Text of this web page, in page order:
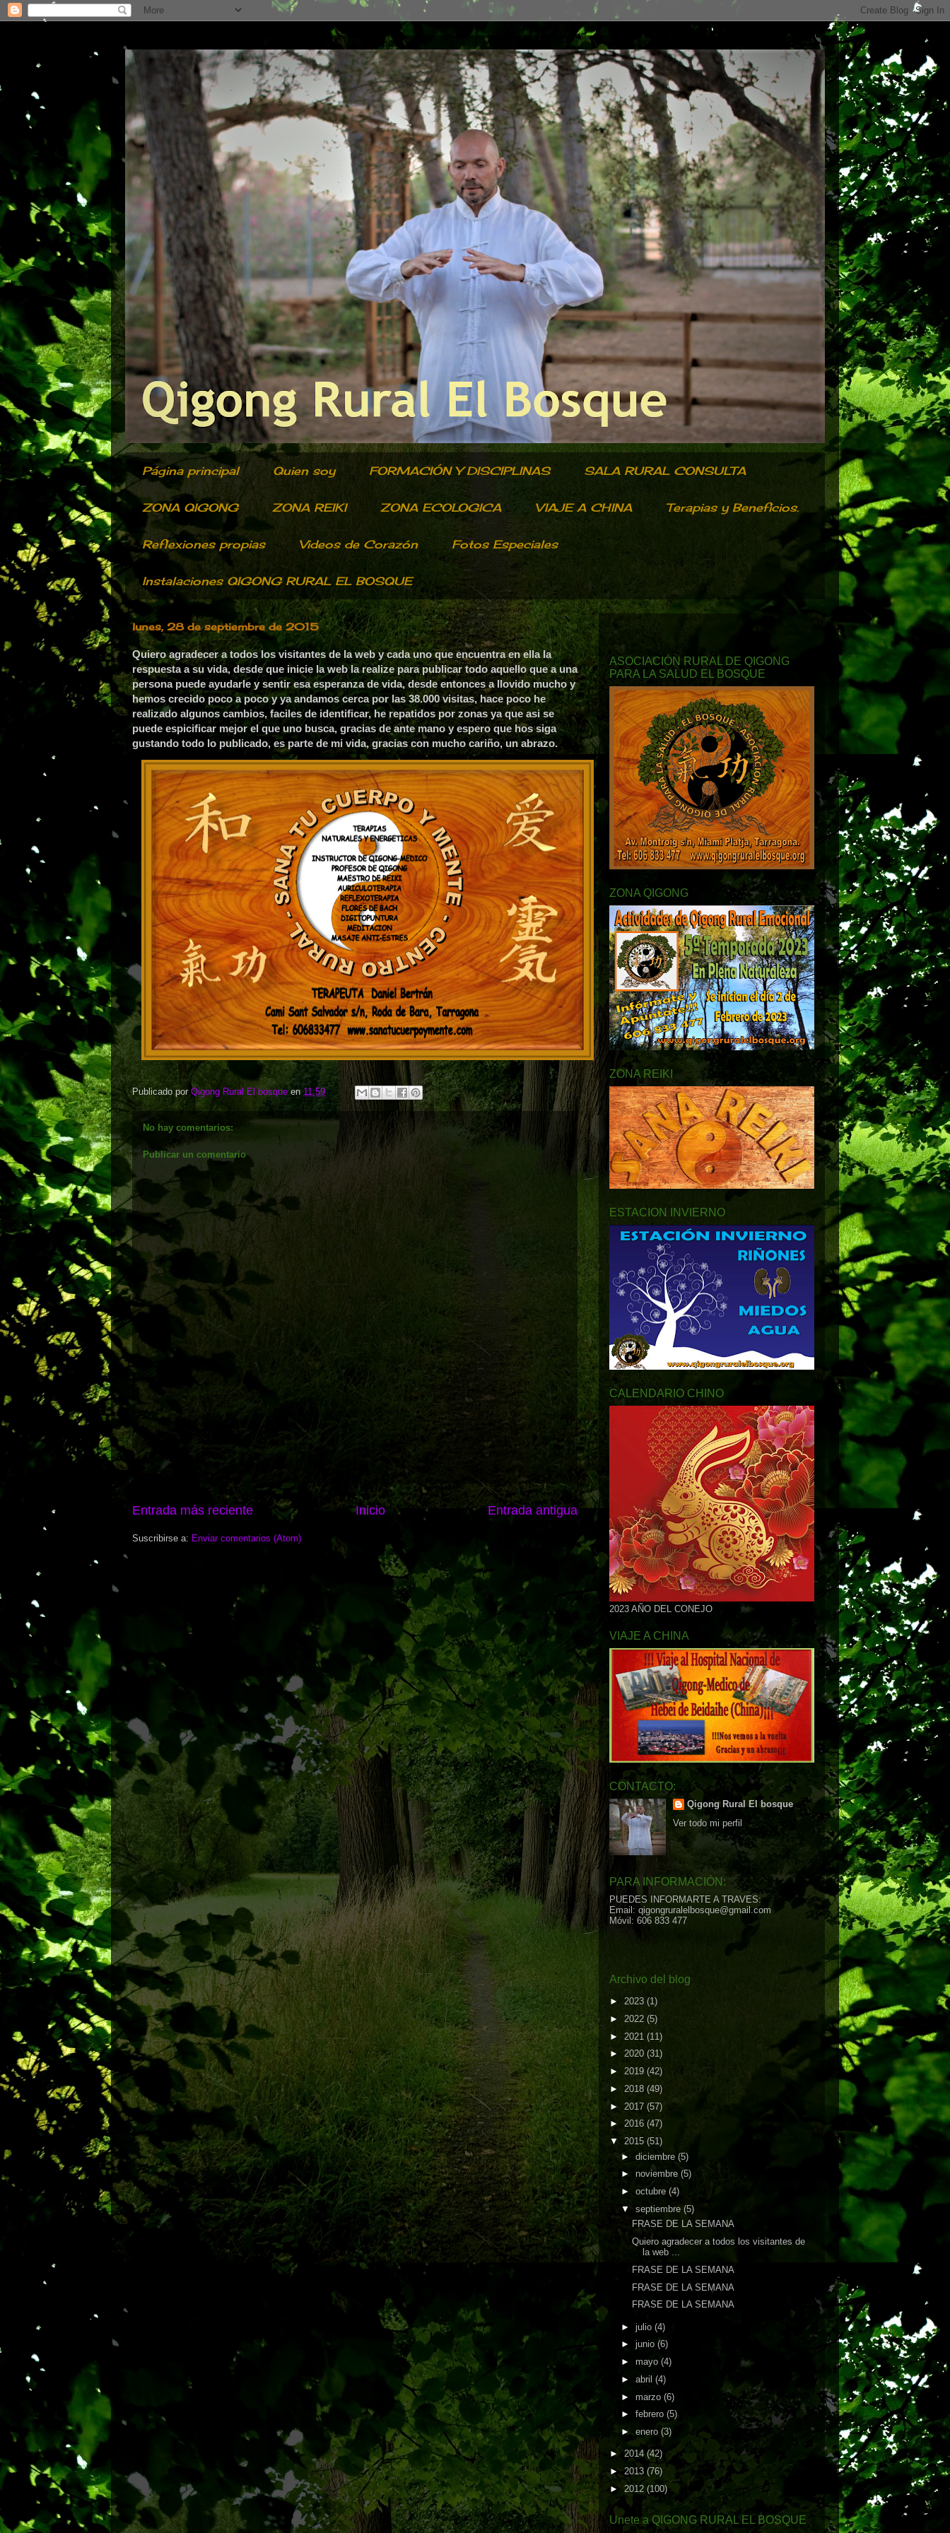
Página principal Quien soy FORMACIÓN Y DISCIPLINAS SALA RURAL CONSULTA
ZONA QIGONG ZONA REIKI ZONA ECOLOGICA VIAJE A CHINA Terapias y Beneficios.
Reflexiones propias Videos de Corazón Fotos Especiales
Instalaciones QIGONG RURAL EL BOSQUE
lunes, 28 de septiembre de 2015
Quiero agradecer a todos los visitantes de la web y cada uno que encuentra en ella la
respuesta a su vida, desde que inicie la web la realize para publicar todo aquello que a una
persona puede ayudarle y sentir esa esperanza de vida, desde entonces a llovido mucho y
hemos crecido poco a poco y ya andamos cerca por las 38.000 visitas, hace poco he
realizado algunos cambios, faciles de identificar, he repatidos por zonas ya que asi se
puede espicificar mejor el que uno busca, gracias de ante mano y espero que hos siga
gustando todo lo publicado, es parte de mi vida, gracias con mucho cariño, un abrazo.
Publicado por Qigong Rural El bosque en 11:59
No hay comentarios:
Publicar un comentario
Entrada más reciente Entrada antigua
Inicio
Suscribirse a: Enviar comentarios (Atom)
ASOCIACIÓN RURAL DE QIGONG
PARA LA SALUD EL BOSQUE
ZONA QIGONG
ZONA REIKI
ESTACION INVIERNO
CALENDARIO CHINO
2023 AÑO DEL CONEJO
VIAJE A CHINA
CONTACTO:
Qigong Rural El bosque
Ver todo mi perfil
PARA INFORMACIÓN:
PUEDES INFORMARTE A TRAVES:
Email: qigongruralelbosque@gmail.com
Móvil: 606 833 477
Archivo del blog
► 2023 (1)
► 2022 (5)
► 2021 (11)
► 2020 (31)
► 2019 (42)
► 2018 (49)
► 2017 (57)
► 2016 (47)
▼ 2015 (51)
► diciembre (5)
► noviembre (5)
► octubre (4)
▼ septiembre (5)
FRASE DE LA SEMANA
Quiero agradecer a todos los visitantes de
la web ...
FRASE DE LA SEMANA
FRASE DE LA SEMANA
FRASE DE LA SEMANA
► julio (4)
► junio (6)
► mayo (4)
► abril (4)
► marzo (6)
► febrero (5)
► enero (3)
► 2014(42)
► 2013(76)
► 2012 (100)
Unete a QIGONG RURAL EL BOSQUE